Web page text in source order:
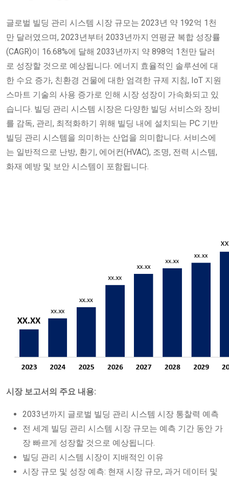
글로벌 빌딩 관리 시스템 시장 규모는 2023년 약 192억 1천
만 달러였으며, 2023년부터 2033년까지 연평균 복합 성장률
(CAGR)이 16.68%에 달해 2033년까지 약 898억 1천만 달러
로 성장할 것으로 예상됩니다. 에너지 효율적인 솔루션에 대
한 수요 증가, 친환경 건물에 대한 엄격한 규제 지침, IoT 지원
스마트 기술의 사용 증가로 인해 시장 성장이 가속화되고 있
습니다. 빌딩 관리 시스템 시장은 다양한 빌딩 서비스와 장비
를 감독, 관리, 최적화하기 위해 빌딩 내에 설치되는 PC 기반
빌딩 관리 시스템을 의미하는 산업을 의미합니다. 서비스에
는 일반적으로 난방, 환기, 에어컨(HVAC), 조명, 전력 시스템,
화재 예방 및 보안 시스템이 포함됩니다.
시장 보고서의 주요 내용:
2033년까지 글로벌 빌딩 관리 시스템 시장 통찰력 예측
전 세계 빌딩 관리 시스템 시장 규모는 예측 기간 동안 가
장 빠르게 성장할 것으로 예상됩니다.
빌딩 관리 시스템 시장이 지배적인 이유
시장 규모 및 성장 예측: 현재 시장 규모, 과거 데이터 및